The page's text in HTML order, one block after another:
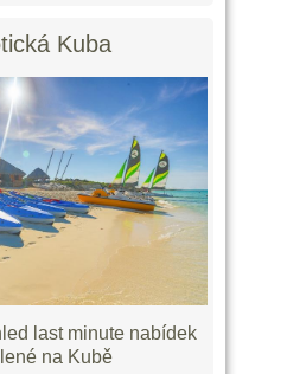
Kuba
last minute nabídek
na Kubě